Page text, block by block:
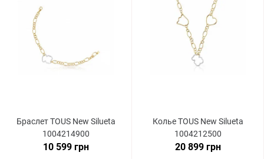
Браслет TOUS New Silueta
1004214900
10 599 грн
Колье TOUS New Silueta
1004212500
20 899 грн